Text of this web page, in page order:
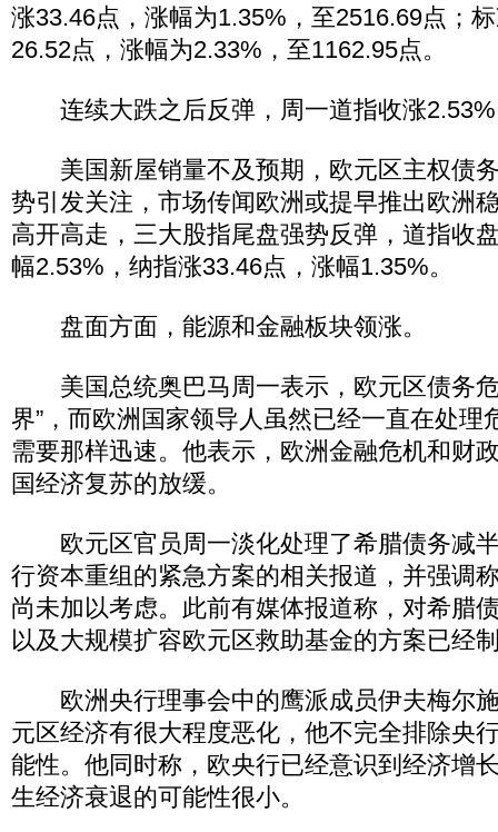
涨33.46点，涨幅为1.35%，至2516.69点；
26.52点，涨幅为2.33%，至1162.95点。
连续大跌之后反弹，周一道指收涨
美国新屋销量不及预期，欧元区主权债
势引发关注，市场传闻欧洲或提早推出欧洲
高开高走，三大股指尾盘强势反弹，道指收
幅2.53%，纳指涨33.46点，涨幅1.35%。
盘面方面，能源和金融板块领涨。
美国总统奥巴马周一表示，欧元区债务危
界”，而欧洲国家领导人虽然已经一直在处理
需要那样迅速。他表示，欧洲金融危机和财
国经济复苏的放缓。
欧元区官员周一淡化处理了希腊债务减
行资本重组的紧急方案的相关报道，并强调
尚未加以考虑。此前有媒体报道称，对希腊
以及大规模扩容欧元区救助基金的方案已经
欧洲央行理事会中的鹰派成员伊夫梅尔
元区经济有很大程度恶化，他不完全排除央
能性。他同时称，欧央行已经意识到经济增
生经济衰退的可能性很小。